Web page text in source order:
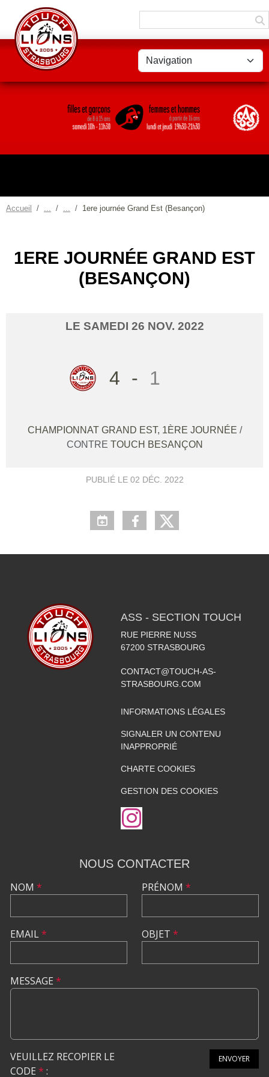
Accueil 1ere journée Grand Est (Besançon)
1ERE JOURNÉE GRAND EST
(BESANÇON)
LE SAMEDI 26 NOV. 2022
4 - 1
CHAMPIONNAT GRAND EST, 1ÈRE JOURNÉE /
CONTRE TOUCH BESANÇON
PUBLIÉ LE 02 DÉC. 2022
ASS - SECTION TOUCH
RUE PIERRE NUSS
67200 STRASBOURG
CONTACT@TOUCH-AS-
STRASBOURG.COM
INFORMATIONS LÉGALES
SIGNALER UN CONTENU
INAPPROPRIÉ
CHARTE COOKIES
GESTION DES COOKIES
NOUS CONTACTER
NOM *
EMAIL*
PRÉNOM *
OBJET *
MESSAGE *
VEUILLEZ RECOPIER LE
CODE * :
ENVOYER
Panneau de gestion des cookies